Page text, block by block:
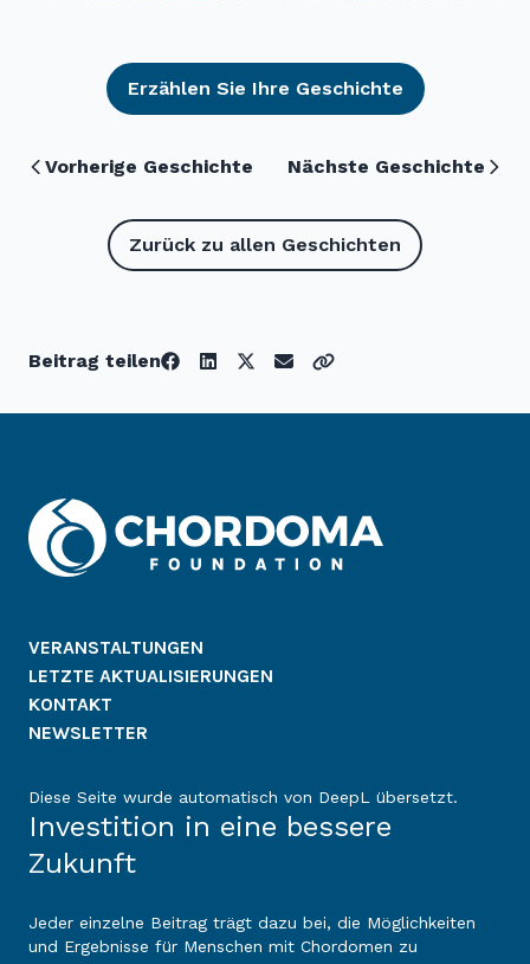
Erzählen Sie Ihre Geschichte
Vorherige Geschichte Nächste Geschichte
Zurück zu allen Geschichten
Beitrag teilen
VERANSTALTUNGEN
LETZTE AKTUALISIERUNGEN
KONTAKT
NEWSLETTER
Diese Seite wurde automatisch von DeepL übersetzt.
Investition in eine bessere
Zukunft
Jeder einzelne Beitrag trägt dazu bei, die Möglichkeiten
und Ergebnisse für Menschen mit Chordomen zu